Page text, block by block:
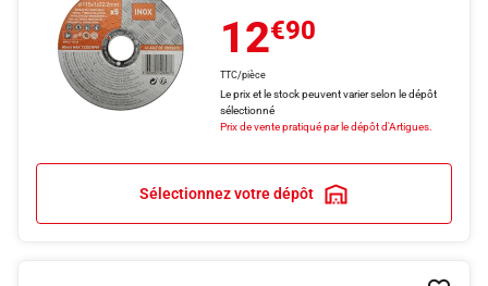
12€90
TTC/pièce
Le prix et le stock peuvent varier selon le dépôt
sélectionné
Prix de vente pratiqué par le dépôt d'Artigues.
Sélectionnez votre dépôt